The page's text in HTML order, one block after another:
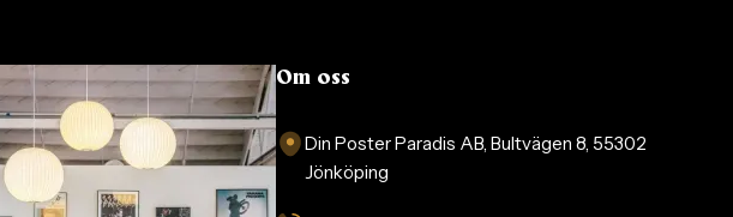
Om oss
Din Poster Paradis AB, Bultvägen 8, 55302
Jönköping